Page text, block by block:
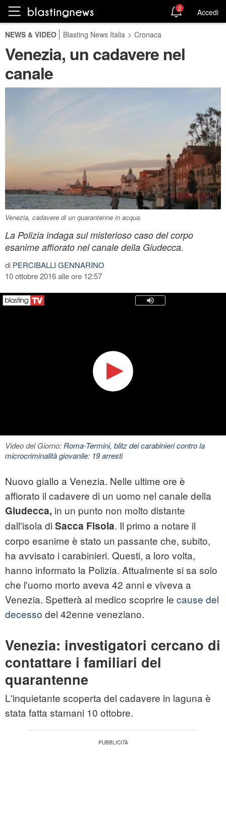
2 Accedi
NEWS & VIDEO Blasting News Italia > Cronaca
Venezia, un cadavere nel
canale
Venezia, cadavere di un quarantenne in acqua.
La Polizia indaga sul misterioso caso del corpo
esanime affiorato nel canale della Giudecca.
di PERCIBALLI GENNARINO
10 ottobre 2016 alle ore 12:57
Video del Giorno:Roma-Termini, blitz dei carabinieri contro la
microcriminalità giovanile: 19 arresti
Nuovo giallo a Venezia. Nelle ultime ore è
affiorato il cadavere di un uomo nel canale della
Giudecca, in un punto non molto distante
dall'isola di Sacca Fisola. Il primo a notare il
corpo esanime è stato un passante che, subito,
ha avvisato i carabinieri. Questi, a loro volta,
hanno informato la Polizia. Attualmente si sa solo
che l'uomo morto aveva 42 anni e viveva a
Venezia. Spetterà al medico scoprire le cause del
decesso del 42enne veneziano.
Venezia: investigatori cercano di
contattare i familiari del
quarantenne
L'inquietante scoperta del cadavere in laguna è
stata fatta stamani 10 ottobre.